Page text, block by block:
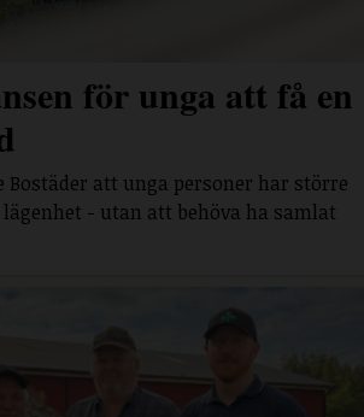
för unga att få en
Bostäder att unga personer har större
- utan att behöva ha samlat